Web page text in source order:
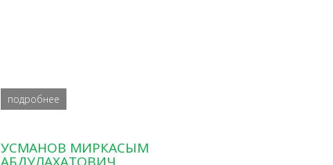
подробнее
УСМАНОВ МИРКАСЫМ